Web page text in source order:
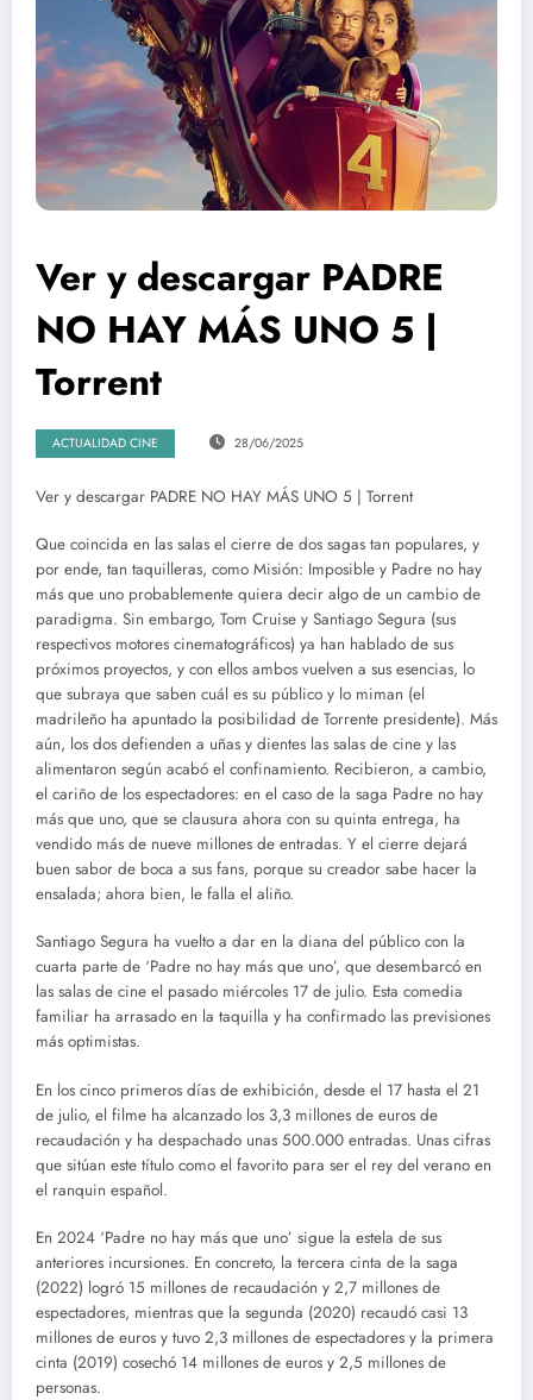
Ver y descargar PADRE
NO HAY MÁS UNO 5 |
Torrent
ACTUALIDAD CINE 28/06/2025
Ver y descargar PADRE NO HAY MÁS UNO 5 | Torrent
Que coincida en las salas el cierre de dos sagas tan populares, y
por ende, tan taquilleras, como Misión: Imposible y Padre no hay
más que uno probablemente quiera decir algo de un cambio de
paradigma. Sin embargo, Tom Cruise y Santiago Segura (sus
respectivos motores cinematográficos) ya han hablado de sus
próximos proyectos, y con ellos ambos vuelven a sus esencias, lo
que subraya que saben cuál es su público y lo miman (el
madrileño ha apuntado la posibilidad de Torrente presidente). Más
aún, los dos defienden a uñas y dientes las salas de cine y las
alimentaron según acabó el confinamiento. Recibieron, a cambio,
el cariño de los espectadores: en el caso de la saga Padre no hay
más que uno, que se clausura ahora con su quinta entrega, ha
vendido más de nueve millones de entradas. Y el cierre dejará
buen sabor de boca a sus fans, porque su creador sabe hacer la
ensalada; ahora bien, le falla el aliño.
Santiago Segura ha vuelto a dar en la diana del público con la
cuarta parte de ‘Padre no hay más que uno’, que desembarcó en
las salas de cine el pasado miércoles 17 de julio. Esta comedia
familiar ha arrasado en la taquilla y ha confirmado las previsiones
más optimistas.
En los cinco primeros días de exhibición, desde el 17 hasta el 21
de julio, el filme ha alcanzado los 3,3 millones de euros de
recaudación y ha despachado unas 500.000 entradas. Unas cifras
que sitúan este título como el favorito para ser el rey del verano en
el ranquin español.
En 2024 ‘Padre no hay más que uno’ sigue la estela de sus
anteriores incursiones. En concreto, la tercera cinta de la saga
(2022) logró 15 millones de recaudación y 2,7 millones de
espectadores, mientras que la segunda (2020) recaudó casi 13
millones de euros y tuvo 2,3 millones de espectadores y la primera
cinta (2019) cosechó 14 millones de euros y 2,5 millones de
personas.